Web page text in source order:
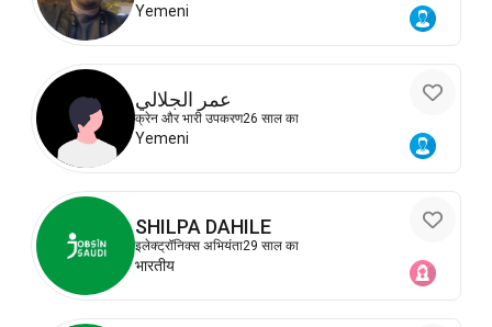
Yemeni
عمر الجلالي
क्रेन और भारी उपकरण26 साल का
Yemeni
SHILPA DAHILE
इलेक्ट्रॉनिक्स अभियंता29 साल का
भारतीय